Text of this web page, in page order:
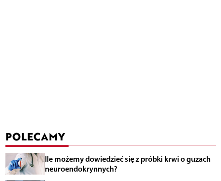
POLECAMY
Ile możemy dowiedzieć się z próbki krwi o guzach
neuroendokrynnych?